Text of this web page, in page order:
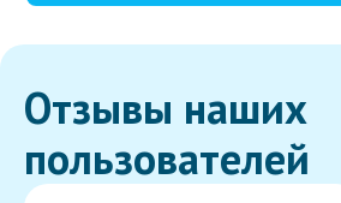
Отзывы наших
пользователей